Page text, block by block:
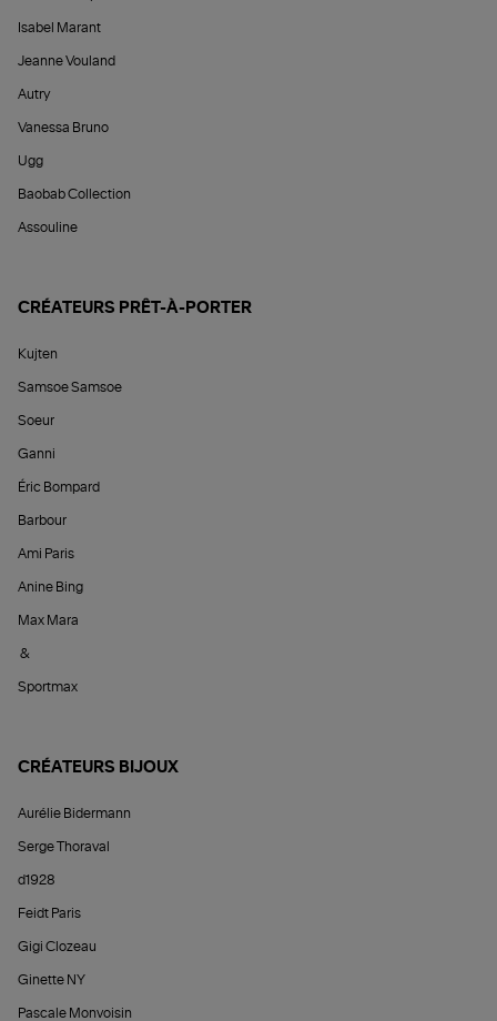
Isabel Marant
Jeanne Vouland
Autry
Vanessa Bruno
Ugg
Baobab Collection
Assouline
CRÉATEURS PRÊT-À-PORTER
Kujten
Samsoe Samsoe
Soeur
Ganni
Éric Bompard
Barbour
Ami Paris
Anine Bing
Max Mara
&
Sportmax
CRÉATEURS BIJOUX
Aurélie Bidermann
Serge Thoraval
d1928
Feidt Paris
Gigi Clozeau
Ginette NY
Pascale Monvoisin